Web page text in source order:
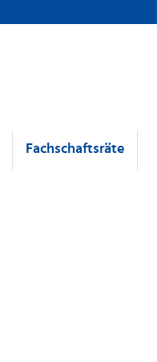
Fachschaftsräte